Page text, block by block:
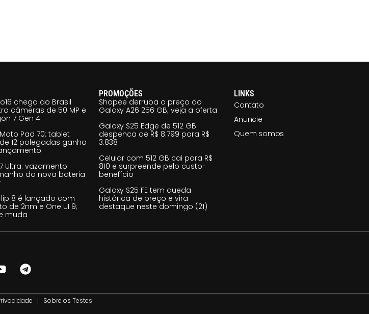
chega ao Brasil
câmeras de 50 MP e
7 Gen 4
Pad 70: tablet
12 polegadas ganha
Ultra: vazamento
da nova bateria
8 é lançado com
de 2nm e One UI 9;
muda
PROMOÇÕES
Shopee derruba o preço do
Galaxy A26 256 GB; veja a oferta
Galaxy S25 Edge de 512 GB
despenca de R$ 8.799 para R$
3.838
Celular com 512 GB cai para R$
810 e surpreende pelo custo-
benefício
Galaxy S25 FE tem queda
histórica de preço e vira
destaque neste domingo (21)
LINKS
Contato
Anuncie
Quem somos
Sobre os Testes